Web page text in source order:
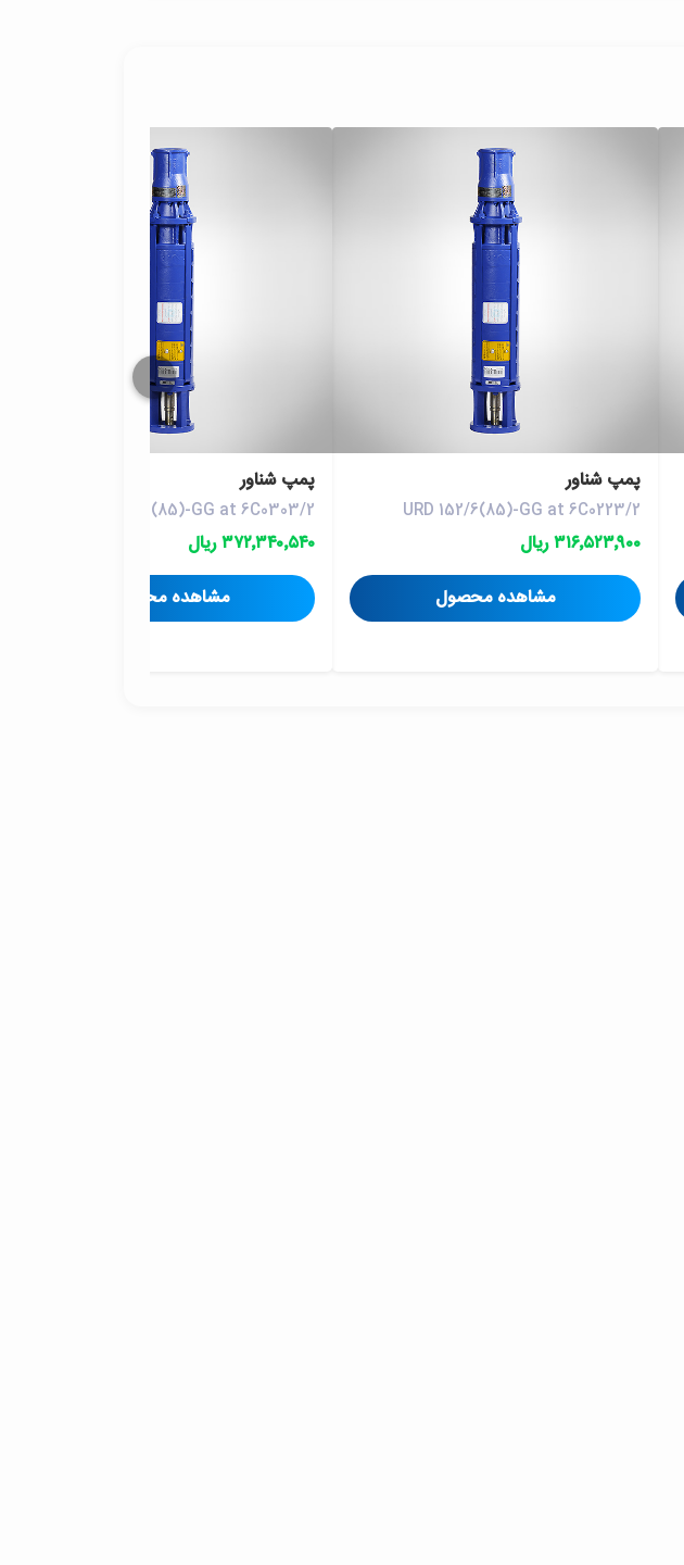
پمپ شناور
URD 152/6(85)-GG at 6C0223/2
۳۱۶٬۵۲۳٬۹۰۰ ریال
مشاهده محصول
پمپ شناور
URD 152/9(85)-GG at 6C0303/2
۳۷۲٬۳۴۰٬۵۴۰ ریال
مشاهده محصول